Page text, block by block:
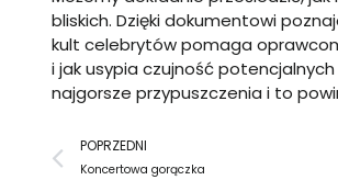
bliskich. Dzięki dokumentowi
kult celebrytów pomaga
i jak usypia czujność
najgorsze przypuszczenia i to
Prev
POPRZEDNI
Koncertowa gorączka